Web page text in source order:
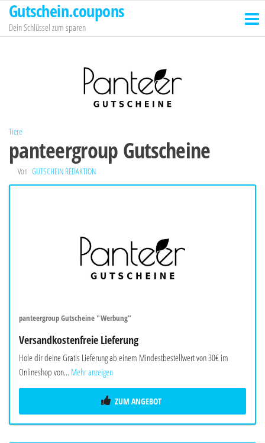
Zum
Inhalt
springen
Gutschein.coupons
Dein Schlüssel zum sparen
Tiere
panteergroup Gutscheine
Von GUTSCHEIN REDAKTION
panteergroup Gutscheine "Werbung"
Versandkostenfreie Lieferung
Hole dir deine Gratis Lieferung ab einem Mindestbestellwert von 30€ im
Onlineshop von... Mehr anzeigen
ZUM ANGEBOT